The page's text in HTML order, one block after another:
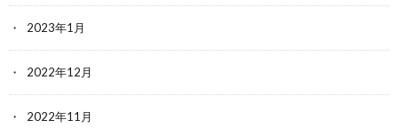
2023年1月
2022年12月
2022年11月